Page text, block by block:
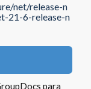
net/release-n
21-6-release-n
para